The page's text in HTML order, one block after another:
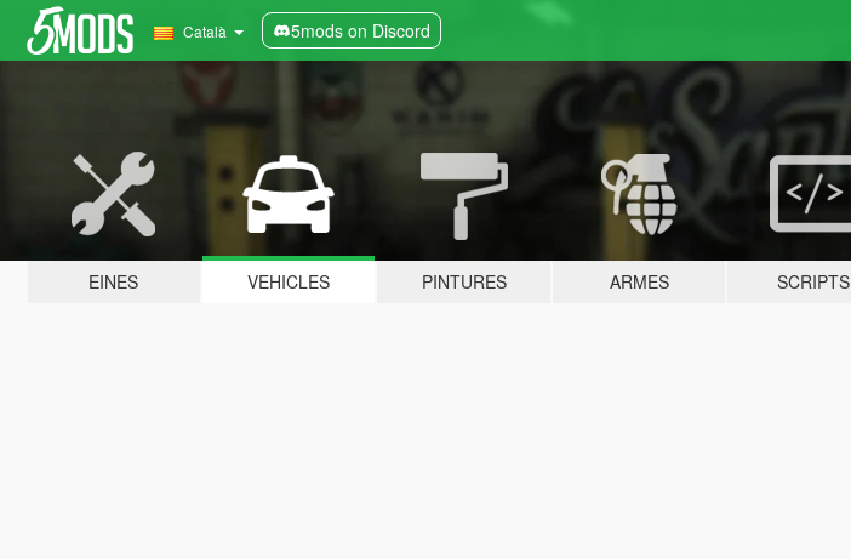
Català 5mods on Discord
EINES VEHICLES PINTURES ARMES SCRIPTS